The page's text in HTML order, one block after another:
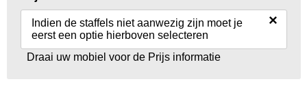
Indien de staffels niet aanwezig zijn moet je
eerst een optie hierboven selecteren
×
Draai uw mobiel voor de Prijs informatie